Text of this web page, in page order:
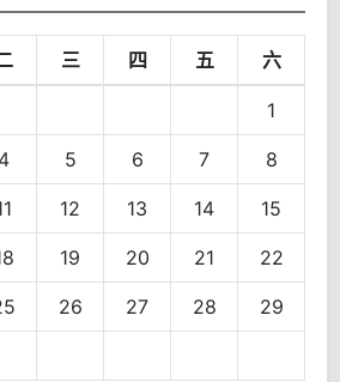
三 四 五 六
1
4 5 6 7 8
12 13 14 15
19 20 21 22
26 27 28 29